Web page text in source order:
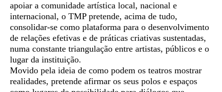
apoiar a comunidade artística local, nacional e
internacional, o TMP pretende, acima de tudo,
consolidar-se como plataforma para o desenvolvimento
de relações efetivas e de práticas criativas sustentadas,
numa constante triangulação entre artistas, públicos e o
lugar da instituição.
Movido pela ideia de como podem os teatros mostrar
realidades, pretende afirmar os seus polos e espaços